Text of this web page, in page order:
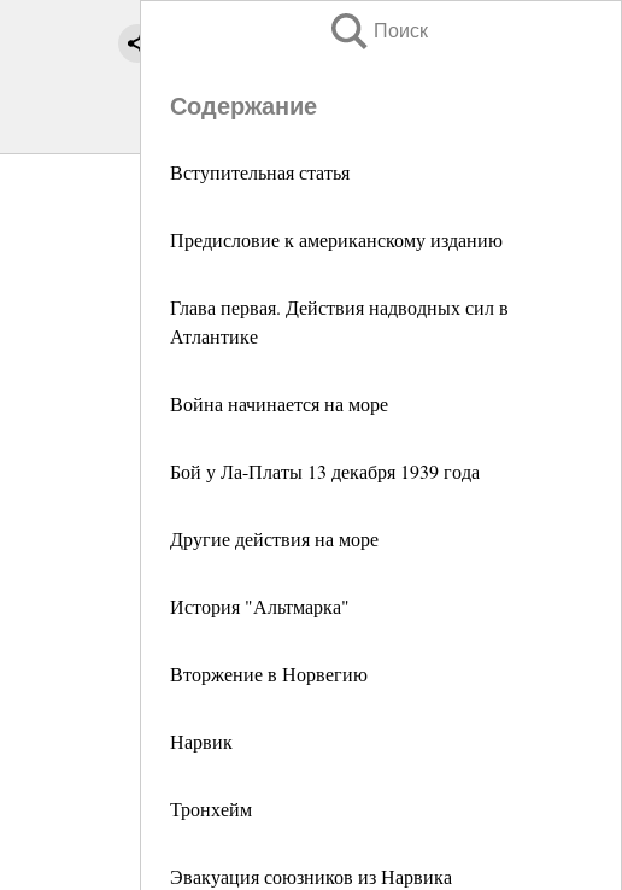
Поиск
Содержание
Вступительная статья
Предисловие к американскому изданию
Глава первая. Действия надводных сил в
Атлантике
Война начинается на море
Бой у Ла-Платы 13 декабря 1939 года
Другие действия на море
История "Альтмарка"
Вторжение в Норвегию
Нарвик
Тронхейм
Эвакуация союзников из Нарвика